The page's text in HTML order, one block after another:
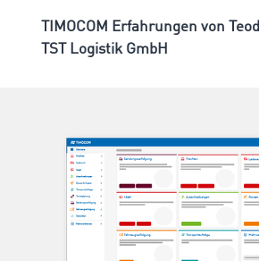
TIMOCOM Erfahrungen von
TST Logistik GmbH